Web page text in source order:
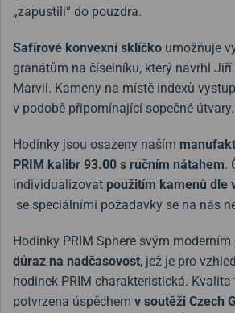
„zapustili“ do pouzdra.
Safírové konvexní sklíčko umožňuje
granátům na číselníku, který navrhl Jiří
Marvil. Kameny na místě indexů
v podobě připomínající sopečné útvary.
Hodinky jsou osazeny naším
PRIM kalibr 93.00 s ručním nátahem.
individualizovat použitím kamenů dle
se speciálními požadavky se na nás
Hodinky PRIM Sphere svým
důraz na nadčasovost, jež je pro
hodinek PRIM charakteristická. Kvalita
potvrzena úspěchem v soutěži Czech